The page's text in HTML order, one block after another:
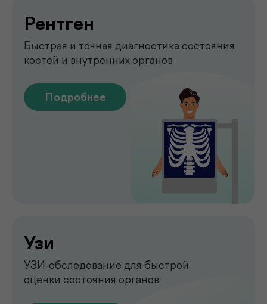
Emsella
Укрепление мышц тазового
дна без боли и операций
Подробнее